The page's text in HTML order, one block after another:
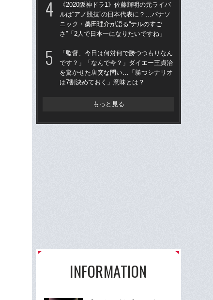
《2020阪神ドラ1》佐藤輝明の元ライバ
ルは“アノ競技”の日本代表に？…パナソ
ニック・桑田理介が語る“テルのすご
さ”「2人で日本一になりたいですね」
「監督、今日は何対何で勝つつもりなん
です？」「なんで今？」ダイエー王貞治
を驚かせた唐突な問い…「勝つシナリオ
は7割決めておく」意味とは？
もっと見る
INFORMATION